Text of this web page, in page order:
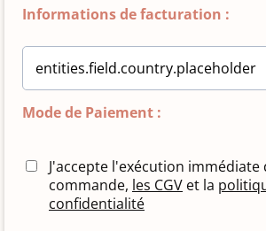
Informations de facturation :
Mode de Paiement :
J'accepte l'exécution immédiate
commande, les CGV et la
confidentialité